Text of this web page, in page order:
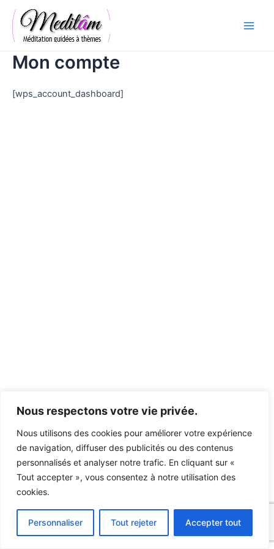
Nous respectons votre vie privée.
Nous utilisons des cookies pour améliorer votre expérience
de navigation, diffuser des publicités ou des contenus
personnalisés et analyser notre trafic. En cliquant sur «
Tout accepter », vous consentez à notre utilisation des
cookies.
Personnaliser Tout rejeter Accepter tout
Aller
contenu
Mon compte
[wps_account_dashboard]